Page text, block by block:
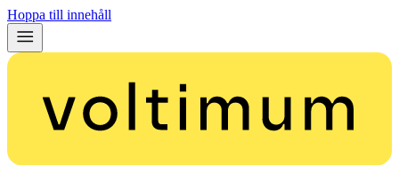
Hoppa till innehåll